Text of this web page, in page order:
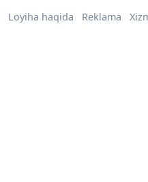
Loyiha haqida Reklama